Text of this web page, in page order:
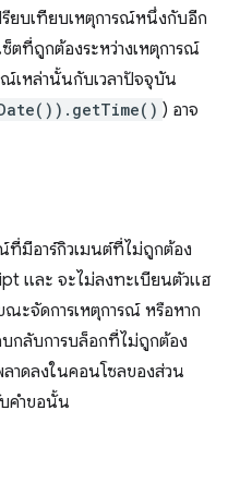
รียบเทียบเหตุการณ์หนึ่งกับอีก
ที่ถูกต้องระหว่างเหตุการณ์
ณ์เหล่านั้นกับเวลาปัจจุบัน
) อาจ
มีอาร์กิวเมนต์ที่ไม่ถูกต้อง
และ จะไม่ลงทะเบียนตัวแฮ
ะจัดการเหตุการณ์ หรือหาก
กลับการบล็อกที่ไม่ถูกต้อง
าดลงในคอนโซลของส่วน
คำขอนั้น